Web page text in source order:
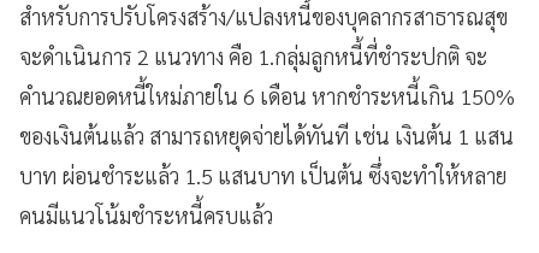
สำหรับการปรับโครงสร้าง/แปลงหนี้ของบุคลากรสาธารณสุข
จะดำเนินการ 2 แนวทาง คือ 1.กลุ่มลูกหนี้ที่ชำระปกติ จะ
คำนวณยอดหนี้ใหม่ภายใน 6 เดือน หากชำระหนี้เกิน 150%
ของเงินต้นแล้ว สามารถหยุดจ่ายได้ทันที เช่น เงินต้น 1 แสน
บาท ผ่อนชำระแล้ว 1.5 แสนบาท เป็นต้น ซึ่งจะทำให้หลาย
คนมีแนวโน้มชำระหนี้ครบแล้ว